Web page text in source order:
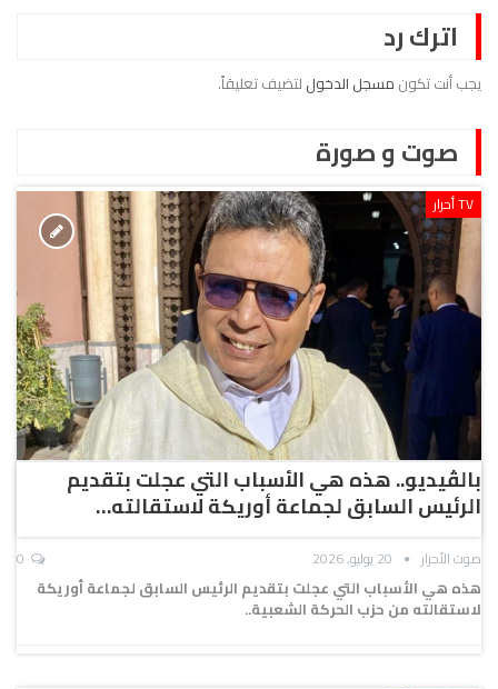
اترك رد
يجب أنت تكون مسجل الدخول لتضيف تعليقاً.
صوت و صورة
TV أحرار
بالڤيديو.. هذه هي الأسباب التي عجلت بتقديم
الرئيس السابق لجماعة أوريكة لاستقالته…
صوت الأحرار 20 يوليو, 2026
هذه هي الأسباب التي عجلت بتقديم الرئيس السابق لجماعة أوريكة
لاستقالته من حزب الحركة الشعبية..